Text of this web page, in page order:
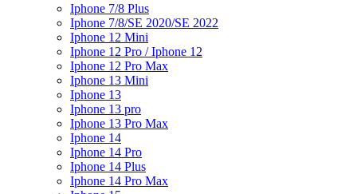
Iphone 7/8 Plus
Iphone 7/8/SE 2020/SE 2022
Iphone 12 Mini
Iphone 12 Pro / Iphone 12
Iphone 12 Pro Max
Iphone 13 Mini
Iphone 13
Iphone 13 pro
Iphone 13 Pro Max
Iphone 14
Iphone 14 Pro
Iphone 14 Plus
Iphone 14 Pro Max